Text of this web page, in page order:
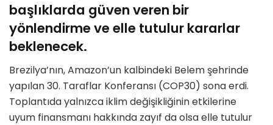
başlıklarda güven veren bir
yönlendirme ve elle tutulur kararlar
beklenecek.
Brezilya’nın, Amazon’un kalbindeki Belem şehrinde
yapılan 30. Taraflar Konferansı (COP30) sona erdi.
Toplantıda yalnızca iklim değişikliğinin etkilerine
uyum finansmanı hakkında zayıf da olsa elle tutulur